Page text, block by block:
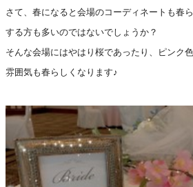
さて、春になると会場のコーディネートも春
する方も多いのではないでしょうか？
そんな会場にはやはり桜であったり、ピンク
雰囲気も春らしくなります♪